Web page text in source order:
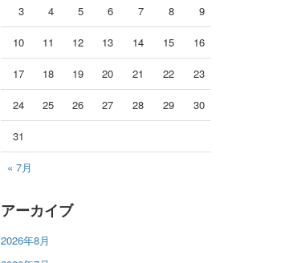
« 7月
3 4 5 6 7 8 9
10 11 12 13 14 15 16
17 18 19 20 21 22 23
24 25 26 27 28 29 30
31
アーカイブ
2026年8月